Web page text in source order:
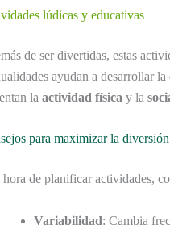
lúdicas y educativas
de ser divertidas, estas
ayudan a desarrollar la
la actividad física y la
para maximizar la diversión
de planificar actividades,
Variabilidad: Cambia